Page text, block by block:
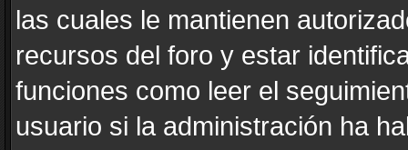
las cuales le mantienen
recursos del foro y estar
funciones como leer el
usuario si la administración ha